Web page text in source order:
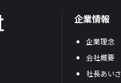
企業情報
企業理念
会社概要
社長あい